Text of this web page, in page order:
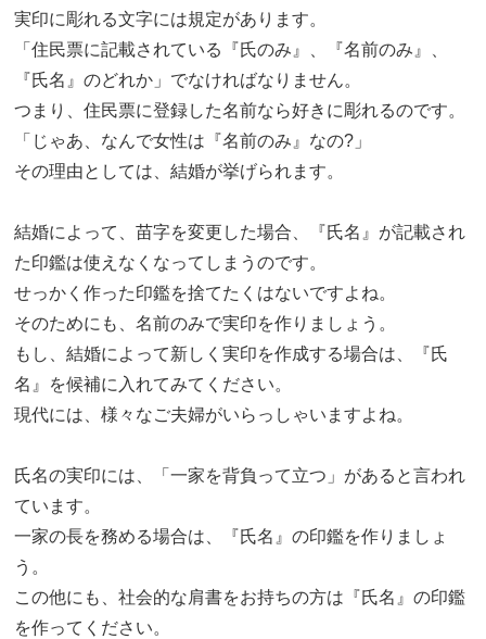
実印に彫れる文字には規定があります。
「住民票に記載されている『氏のみ』、『名前のみ』、
『氏名』のどれか」でなければなりません。
つまり、住民票に登録した名前なら好きに彫れるのです。
「じゃあ、なんで女性は『名前のみ』なの?」
その理由としては、結婚が挙げられます。
結婚によって、苗字を変更した場合、『氏名』が記載され
た印鑑は使えなくなってしまうのです。
せっかく作った印鑑を捨てたくはないですよね。
そのためにも、名前のみで実印を作りましょう。
もし、結婚によって新しく実印を作成する場合は、『氏
名』を候補に入れてみてください。
現代には、様々なご夫婦がいらっしゃいますよね。
氏名の実印には、「一家を背負って立つ」があると言われ
ています。
一家の長を務める場合は、『氏名』の印鑑を作りましょ
う。
この他にも、社会的な肩書をお持ちの方は『氏名』の印鑑
を作ってください。